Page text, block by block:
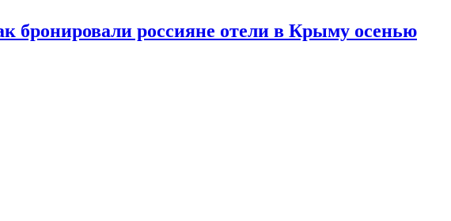
бронировали россияне отели в Крыму осенью